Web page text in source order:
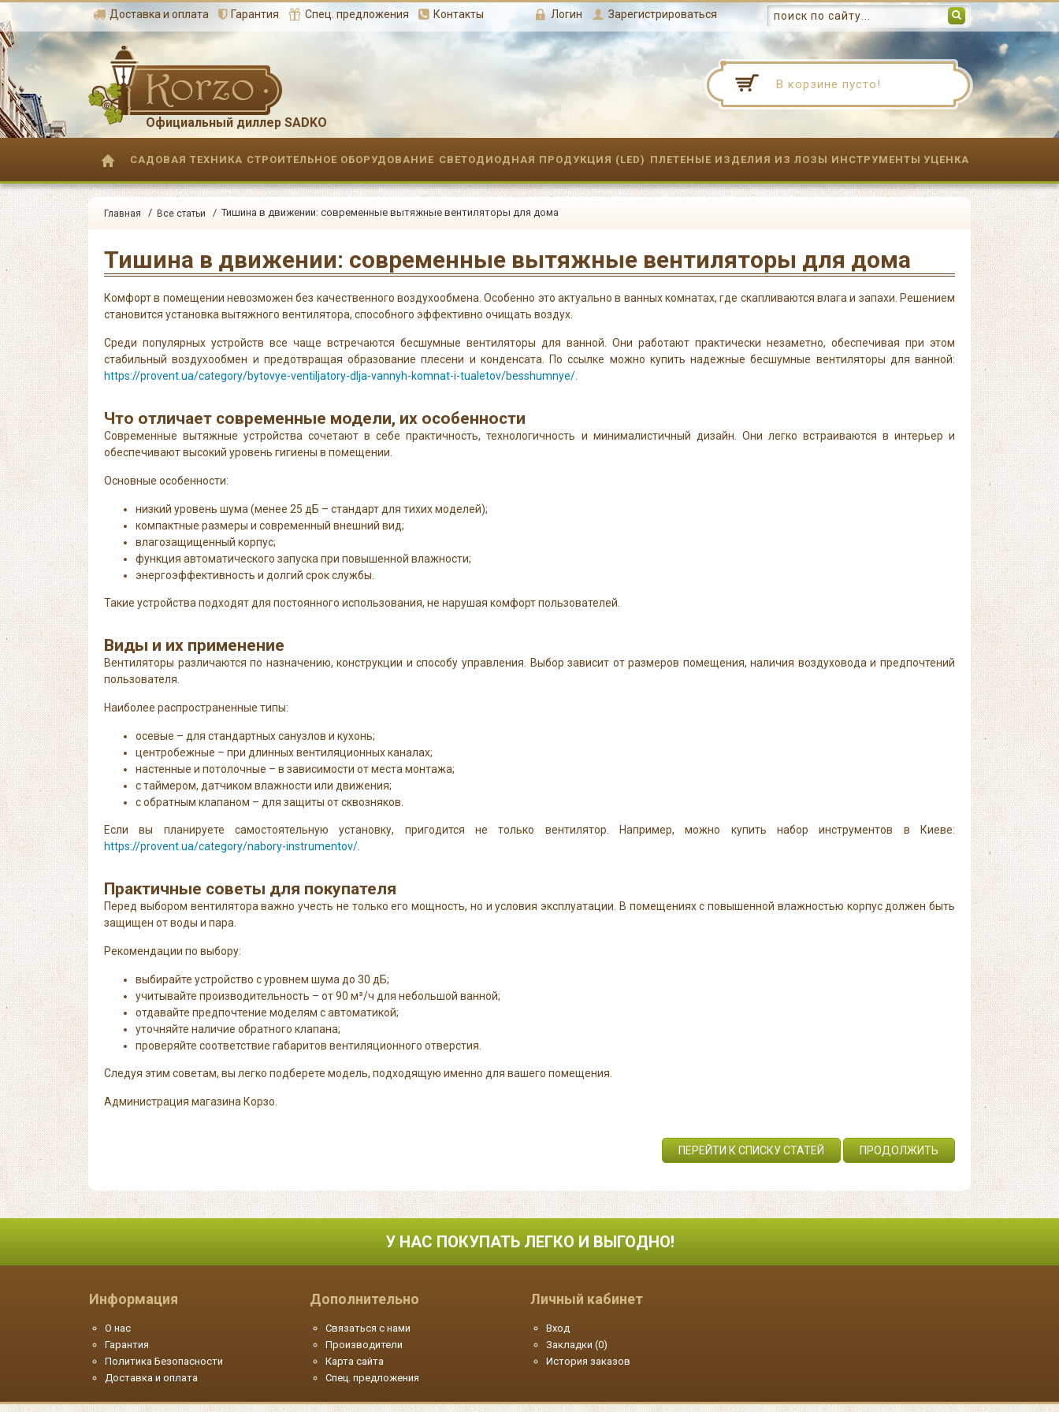
Доставка и оплата Гарантия Спец. предложения Контакты Логин Зарегистрироваться
Официальный диллер SADKO
В корзине пусто!
САДОВАЯ ТЕХНИКА СТРОИТЕЛЬНОЕ ОБОРУДОВАНИЕ СВЕТОДИОДНАЯ ПРОДУКЦИЯ (LED) ПЛЕТЕНЫЕ ИЗДЕЛИЯ ИЗ ЛОЗЫ ИНСТРУМЕНТЫ УЦЕНКА
Главная / Все статьи / Тишина в движении: современные вытяжные вентиляторы для дома
Тишина в движении: современные вытяжные вентиляторы для дома
Комфорт в помещении невозможен без качественного воздухообмена. Особенно это актуально в ванных комнатах, где скапливаются влага и запахи. Решением
становится установка вытяжного вентилятора, способного эффективно очищать воздух.
Среди популярных устройств все чаще встречаются бесшумные вентиляторы для ванной. Они работают практически незаметно, обеспечивая при этом
стабильный воздухообмен и предотвращая образование плесени и конденсата. По ссылке можно купить надежные бесшумные вентиляторы для ванной:
https://provent.ua/category/bytovye-ventiljatory-dlja-vannyh-komnat-i-tualetov/besshumnye/
Что отличает современные модели, их особенности
Современные вытяжные устройства сочетают в себе практичность, технологичность и минималистичный дизайн. Они легко встраиваются в интерьер и
обеспечивают высокий уровень гигиены в помещении.
Основные особенности:
низкий уровень шума (менее 25 дБ – стандарт для тихих моделей);
компактные размеры и современный внешний вид;
влагозащищенный корпус;
функция автоматического запуска при повышенной влажности;
энергоэффективность и долгий срок службы.
Такие устройства подходят для постоянного использования, не нарушая комфорт пользователей.
Виды и их применение
Вентиляторы различаются по назначению, конструкции и способу управления. Выбор зависит от размеров помещения, наличия воздуховода и предпочтений
пользователя.
Наиболее распространенные типы:
осевые – для стандартных санузлов и кухонь;
центробежные – при длинных вентиляционных каналах;
настенные и потолочные – в зависимости от места монтажа;
с таймером, датчиком влажности или движения;
с обратным клапаном – для защиты от сквозняков.
Если вы планируете самостоятельную установку, пригодится не только вентилятор. Например, можно купить набор инструментов в Киеве:
https://provent.ua/category/nabory-instrumentov/
Практичные советы для покупателя
Перед выбором вентилятора важно учесть не только его мощность, но и условия эксплуатации. В помещениях с повышенной влажностью корпус должен быть
защищен от воды и пара.
Рекомендации по выбору:
выбирайте устройство с уровнем шума до 30 дБ;
учитывайте производительность – от 90 м³/ч для небольшой ванной;
отдавайте предпочтение моделям с автоматикой;
уточняйте наличие обратного клапана;
проверяйте соответствие габаритов вентиляционного отверстия.
Следуя этим советам, вы легко подберете модель, подходящую именно для вашего помещения.
Администрация магазина Корзо.
ПЕРЕЙТИ К СПИСКУ СТАТЕЙ ПРОДОЛЖИТЬ
У НАС ПОКУПАТЬ ЛЕГКО И ВЫГОДНО!
Информация
О нас
Гарантия
Политика Безопасности
Доставка и оплата
Дополнительно
Связаться с нами
Производители
Карта сайта
Спец. предложения
Личный кабинет
Вход
Закладки (0)
История заказов